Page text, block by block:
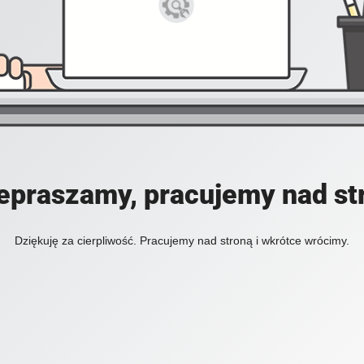
pracujemy nad
Dziękuję za cierpliwość. Pracujemy nad stroną i wkrótce wrócimy.